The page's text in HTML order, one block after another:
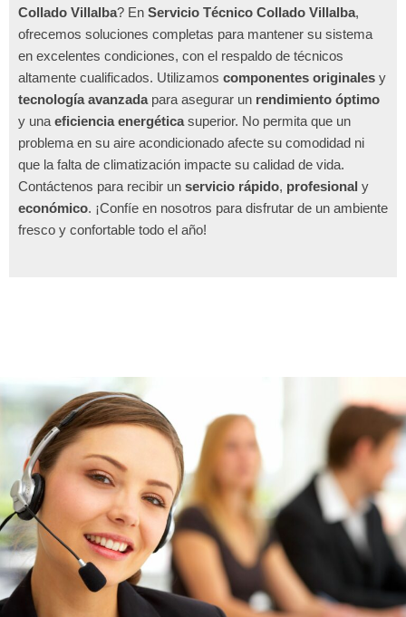
Collado Villalba? En Servicio Técnico Collado Villalba,
ofrecemos soluciones completas para mantener su sistema
en excelentes condiciones, con el respaldo de técnicos
altamente cualificados. Utilizamos componentes originales y
tecnología avanzadapara asegurar un rendimiento óptimo
y una eficiencia energéticasuperior. No permita que un
problema en su aire acondicionado afecte su comodidad ni
que la falta de climatización impacte su calidad de vida.
Contáctenos para recibir un servicio rápido, profesional y
económico. ¡Confíe en nosotros para disfrutar de un ambiente
fresco y confortable todo el año!